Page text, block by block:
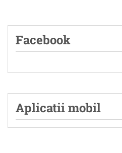
Facebook
Aplicatii mobil